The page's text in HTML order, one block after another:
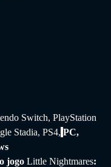
Switch, PlayStation
Stadia, PS4, PC,
jogo Little Nightmares: